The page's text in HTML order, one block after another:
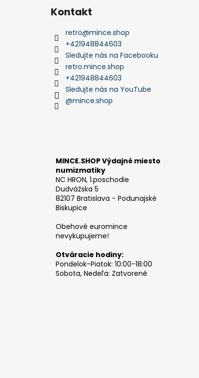
Kontakt
retro@mince.shop
+421948844603
Sledujte nás na Facebooku
retro.mince.shop
+421948844603
Sledujte nás na YouTube
@mince.shop
MINCE.SHOP Výdajné miesto
numizmatiky
NC HRON, 1.poschodie
Dudvážska 5
82107 Bratislava - Podunajské
Biskupice
Obehové euromince
nevykupujeme!
Otváracie hodiny:
Pondelok-Piatok: 10:00-18:00
Sobota, Nedeľa: Zatvorené